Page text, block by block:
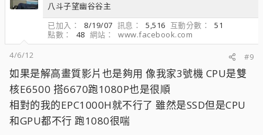
八斗子望幽谷谷主
已加入
8/19/07 訊息 5,516 互動分數
51
點數
48 網站
www.facebook.com
4/6/12
#9
如果是解高畫質影片也是夠用 像我家3號機 CPU是雙
核E6500 搭6670跑1080P也是很順
相對的我的EPC1000H就不行了 雖然是SSD但是CPU
和GPU都不行 跑1080很喘